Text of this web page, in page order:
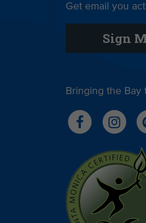
Get email you
Sign
Bringing the Bay